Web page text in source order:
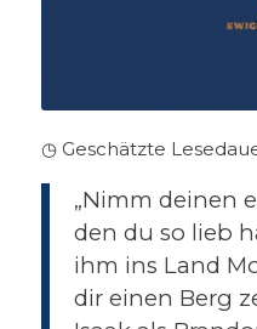
◷ Geschätzte
„Nimm deinen
den du so lieb
ihm ins Land
dir einen Berg